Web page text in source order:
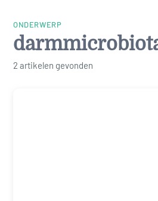
ONDERWERP
2 artikelen gevonden